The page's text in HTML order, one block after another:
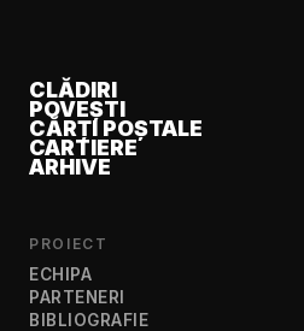
CLĂDIRI
POVEȘTI
CĂRȚI POȘTALE
CARTIERE
ARHIVE
PROIECT
ECHIPA
PARTENERI
BIBLIOGRAFIE